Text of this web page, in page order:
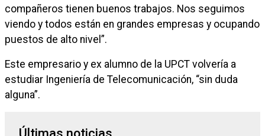
compañeros tienen buenos trabajos. Nos seguimos
viendo y todos están en grandes empresas y ocupando
puestos de alto nivel”.
Este empresario y ex alumno de la UPCT volvería a
estudiar Ingeniería de Telecomunicación, “sin duda
alguna”.